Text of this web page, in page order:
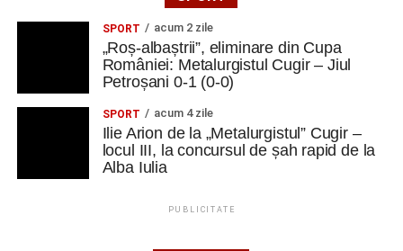
S-a continuat cu tema Media Literacy, iar apoi fiecare
echipă a creat campanii de promovare a sustenabilității.
„Am învățat să construim mesaje, să lucrăm în echipă și
să folosim comunicarea ca instrument pentru
conștientizare și schimbare.
Pe tot parcursul cursului, metodele non-formale au avut
un rol esențial. Energizerele, jocurile de socializare,
practice au făcut ca fiecare zi să fie diferită și fiecare
SPORT acum 2 zile
„Roș-albaștrii”, eliminare din Cupa
României: Metalurgistul Cugir – Jiul
Petroșani 0-1 (0-0)
SPORT acum 4 zile
Ilie Arion de la „Metalurgistul” Cugir –
locul III, la concursul de șah rapid de la
Alba Iulia
PUBLICITATE